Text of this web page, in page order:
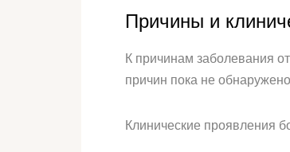
Причины и
К причинам заболевания
причин пока не
Клинические проявления